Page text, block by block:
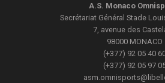
A.S. Monaco
Secrétariat Général Stade
7, avenue des
98000 MONACO
(+377) 92 05 40
(+377) 92 05 97